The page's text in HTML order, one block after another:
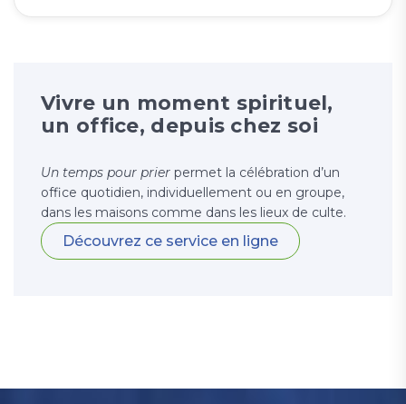
Vivre un moment spirituel,
un office, depuis chez soi
Un temps pour prier permet la célébration d’un
office quotidien, individuellement ou en groupe,
dans les maisons comme dans les lieux de culte.
Découvrez ce service en ligne